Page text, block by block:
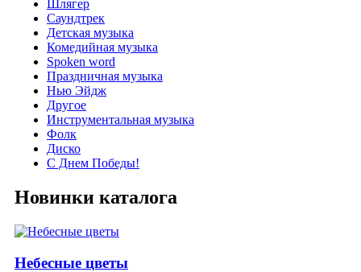
Шлягер
Саундтрек
Детская музыка
Комедийная музыка
Spoken word
Праздничная музыка
Нью Эйдж
Другое
Инструментальная музыка
Фолк
Диско
С Днем Победы!
Новинки каталога
Небесные цветы